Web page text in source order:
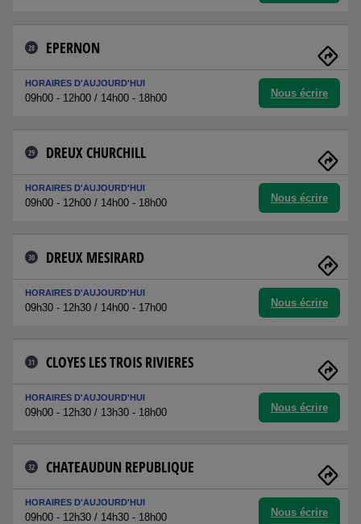
28 EPERNON
HORAIRES D'AUJOURD'HUI
09h00 - 12h00 / 14h00 - 18h00 Nous écrire
29 DREUX CHURCHILL
HORAIRES D'AUJOURD'HUI
09h00 - 12h00 / 14h00 - 18h00 Nous écrire
30 DREUX MESIRARD
HORAIRES D'AUJOURD'HUI
09h30 - 12h30 / 14h00 - 17h00 Nous écrire
31 CLOYES LES TROIS RIVIERES
HORAIRES D'AUJOURD'HUI
09h00 - 12h30 / 13h30 - 18h00 Nous écrire
32 CHATEAUDUN REPUBLIQUE
HORAIRES D'AUJOURD'HUI
09h00 - 12h30 / 14h30 - 18h00 Nous écrire